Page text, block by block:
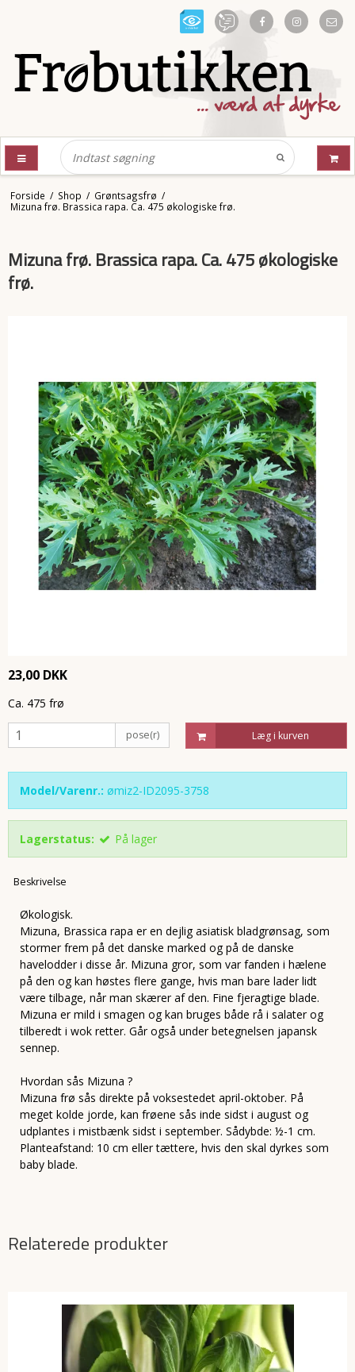
Forside / Shop / Grøntsagsfrø /
Mizuna frø. Brassica rapa. Ca. 475 økologiske frø.
Mizuna frø. Brassica rapa. Ca. 475 økologiske
frø.
23,00 DKK
Ca. 475 frø
pose(r) Læg i kurven
Model/Varenr.: ømiz2-ID2095-3758
Lagerstatus: På lager
Beskrivelse
Økologisk.
Mizuna, Brassica rapa er en dejlig asiatisk bladgrønsag, som
stormer frem på det danske marked og på de danske
havelodder i disse år. Mizuna gror, som var fanden i hælene
på den og kan høstes flere gange, hvis man bare lader lidt
være tilbage, når man skærer af den. Fine fjeragtige blade.
Mizuna er mild i smagen og kan bruges både rå i salater og
tilberedt i wok retter. Går også under betegnelsen japansk
sennep.
Hvordan sås Mizuna ?
Mizuna frø sås direkte på voksestedet april-oktober. På
meget kolde jorde, kan frøene sås inde sidst i august og
udplantes i mistbænk sidst i september. Sådybde: ½-1 cm.
Planteafstand: 10 cm eller tættere, hvis den skal dyrkes som
baby blade.
Relaterede produkter